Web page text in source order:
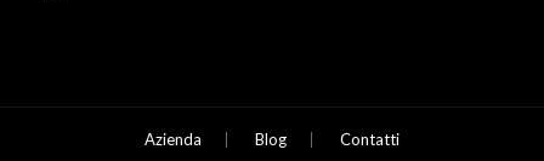
Azienda Blog Contatti